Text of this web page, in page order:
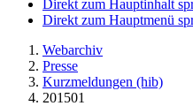
Direkt zum Hauptinhalt
Direkt zum Hauptmenü
Webarchiv
Presse
Kurzmeldungen (hib)
201501